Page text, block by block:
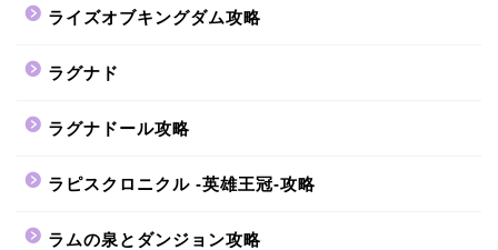
ライズオブキングダム攻略
ラグナド
ラグナドール攻略
ラピスクロニクル -英雄王冠-攻略
ラムの泉とダンジョン攻略